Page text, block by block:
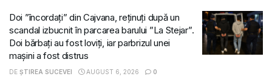
Doi ”încordați” din Cajvana, reținuți după un
scandal izbucnit în parcarea barului ”La Stejar”.
Doi bărbați au fost loviți, iar parbrizul unei
mașini a fost distrus
DE ȘTIREA SUCEVEI AUGUST 6, 2026 0